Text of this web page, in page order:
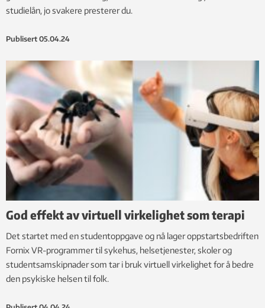
studielån, jo svakere presterer du.
Publisert 05.04.24
God effekt av virtuell virkelighet som terapi
Det startet med en studentoppgave og nå lager oppstartsbedriften
Fornix VR-programmer til sykehus, helsetjenester, skoler og
studentsamskipnader som tar i bruk virtuell virkelighet for å bedre
den psykiske helsen til folk.